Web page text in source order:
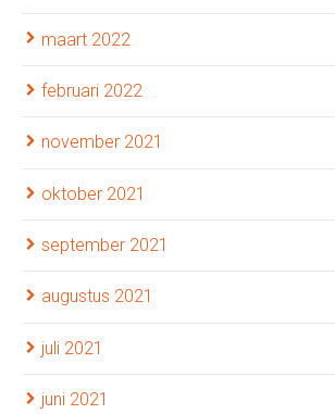
maart 2022
februari 2022
november 2021
oktober 2021
september 2021
augustus 2021
juli 2021
juni 2021